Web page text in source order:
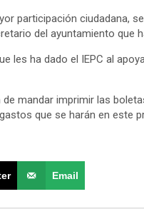
participación ciudadana,
del ayuntamiento que
les ha dado el IEPC al
de mandar imprimir las
que se harán en este
Email